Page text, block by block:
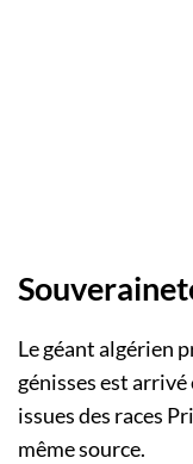
Le géant algérien
génisses est arrivé
issues des races
même source.